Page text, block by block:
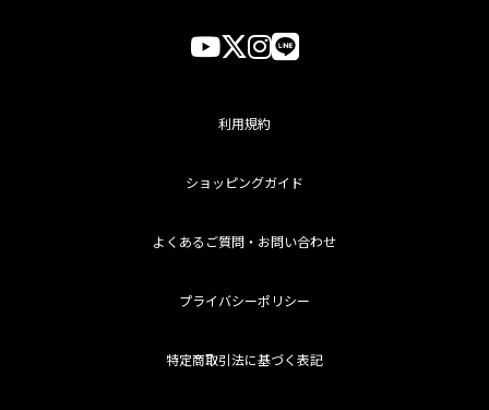
利用規約
ショッピングガイド
よくあるご質問・お問い合わせ
プライバシーポリシー
特定商取引法に基づく表記